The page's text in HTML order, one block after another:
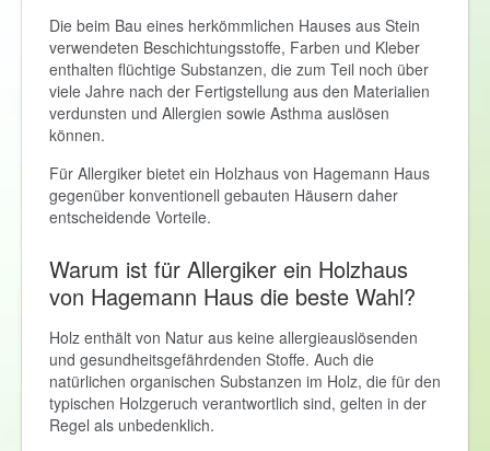
Die beim Bau eines herkömmlichen Hauses aus Stein
verwendeten Beschichtungsstoffe, Farben und Kleber
enthalten flüchtige Substanzen, die zum Teil noch über
viele Jahre nach der Fertigstellung aus den Materialien
verdunsten und Allergien sowie Asthma auslösen
können.
Für Allergiker bietet ein Holzhaus von Hagemann Haus
gegenüber konventionell gebauten Häusern daher
entscheidende Vorteile.
Warum ist für Allergiker ein Holzhaus
von Hagemann Haus die beste Wahl?
Holz enthält von Natur aus keine allergieauslösenden
und gesundheitsgefährdenden Stoffe. Auch die
natürlichen organischen Substanzen im Holz, die für den
typischen Holzgeruch verantwortlich sind, gelten in der
Regel als unbedenklich.